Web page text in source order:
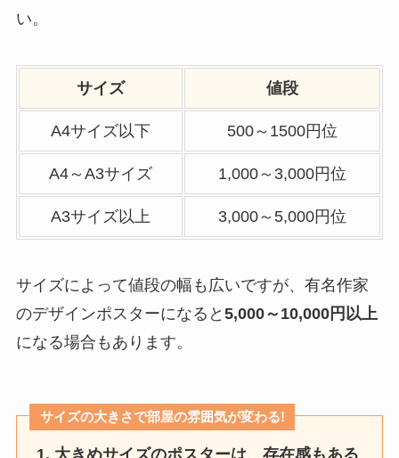
い。
サイズ 値段
A4サイズ以下 500～1500円位
A4～A3サイズ 1,000～3,000円位
A3サイズ以上 3,000～5,000円位
サイズによって値段の幅も広いですが、有名作家
のデザインポスターになると 5,000～10,000円以上
になる場合もあります。
サイズの大きさで部屋の雰囲気が変わる!